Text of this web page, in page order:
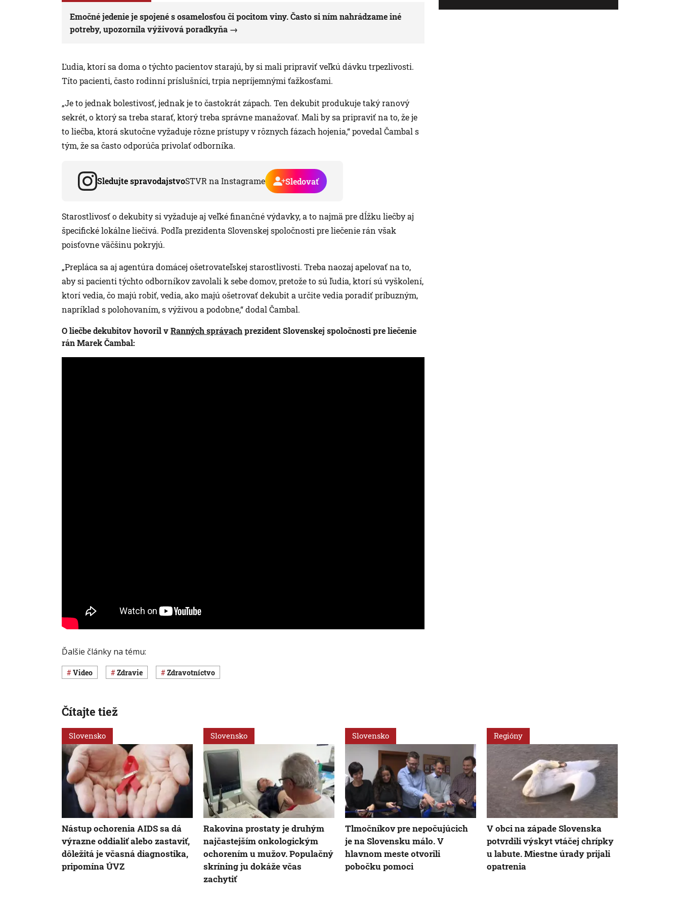
Emočné jedenie je spojené s osamelosťou či pocitom viny. Často si ním nahrádzame iné
potreby, upozornila výživová poradkyňa
Ľudia, ktorí sa doma o týchto pacientov starajú, by si mali pripraviť veľkú dávku trpezlivosti.
Títo pacienti, často rodinní príslušníci, trpia nepríjemnými ťažkosťami.
„Je to jednak bolestivosť, jednak je to častokrát zápach. Ten dekubit produkuje taký ranový
sekrét, o ktorý sa treba starať, ktorý treba správne manažovať. Mali by sa pripraviť na to, že je
to liečba, ktorá skutočne vyžaduje rôzne prístupy v rôznych fázach hojenia,“ povedal Čambal s
tým, že sa často odporúča privolať odborníka.
Sledujte spravodajstvoSTVR na Instagrame Sledovať
Starostlivosť o dekubity si vyžaduje aj veľké finančné výdavky, a to najmä pre dĺžku liečby aj
špecifické lokálne liečivá. Podľa prezidenta Slovenskej spoločnosti pre liečenie rán však
poisťovne väčšinu pokryjú.
„Prepláca sa aj agentúra domácej ošetrovateľskej starostlivosti. Treba naozaj apelovať na to,
aby si pacienti týchto odborníkov zavolali k sebe domov, pretože to sú ľudia, ktorí sú vyškolení,
ktorí vedia, čo majú robiť, vedia, ako majú ošetrovať dekubit a určite vedia poradiť príbuzným,
napríklad s polohovaním, s výživou a podobne,“ dodal Čambal.
O liečbe dekubitov hovoril vRanných správachprezident Slovenskej spoločnosti pre liečenie
rán Marek Čambal:
Ďalšie články na tému:
Video Zdravie Zdravotníctvo
Čítajte tiež
Slovensko
Nástup ochorenia AIDS sa dá
výrazne oddialiť alebo zastaviť,
dôležitá je včasná diagnostika,
pripomína ÚVZ
Slovensko
Rakovina prostaty je druhým
najčastejším onkologickým
ochorením u mužov. Populačný
skríning ju dokáže včas
zachytiť
Slovensko
Tlmočníkov pre nepočujúcich
je na Slovensku málo. V
hlavnom meste otvorili
pobočku pomoci
Regióny
V obci na západe Slovenska
potvrdili výskyt vtáčej chrípky
u labute. Miestne úrady prijali
opatrenia